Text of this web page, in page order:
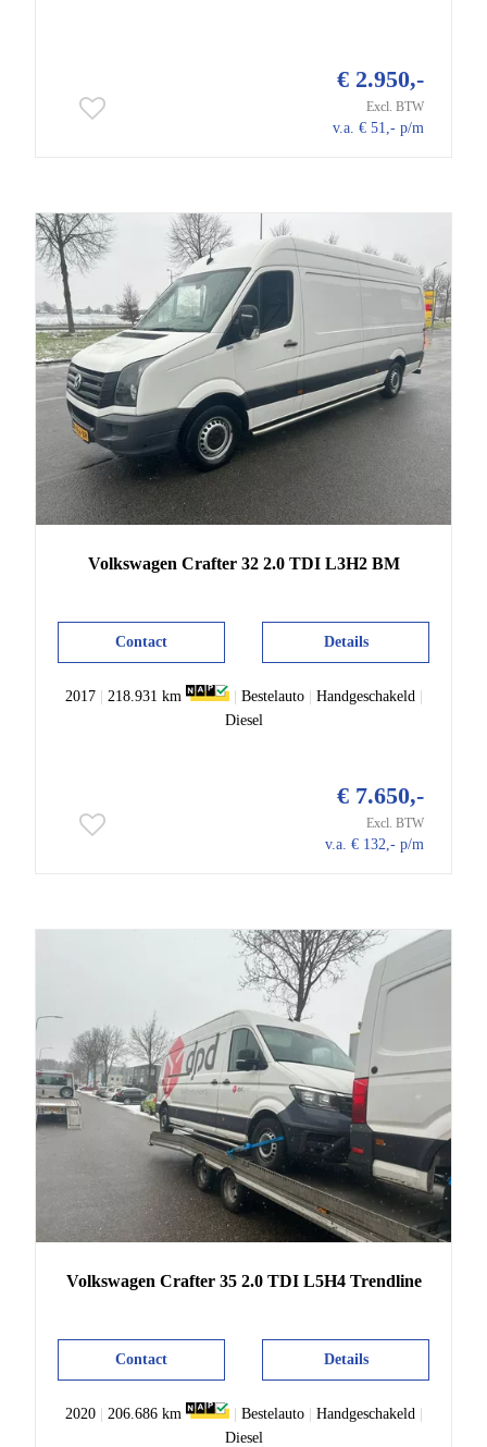
€ 2.950,-
Excl. BTW
v.a. € 51,- p/m
Volkswagen Crafter 32 2.0 TDI L3H2 BM
Details
Contact
2017| 218.931 km Bestelauto| Handgeschakeld|
Diesel
€ 7.650,-
Excl. BTW
v.a. € 132,- p/m
Volkswagen Crafter 35 2.0 TDI L5H4 Trendline
Details
Contact
2020| 206.686 km | Bestelauto| Handgeschakeld |
Diesel